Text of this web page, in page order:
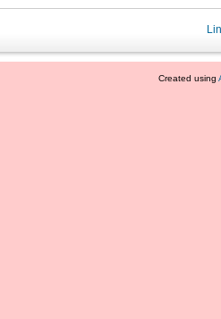
Created using